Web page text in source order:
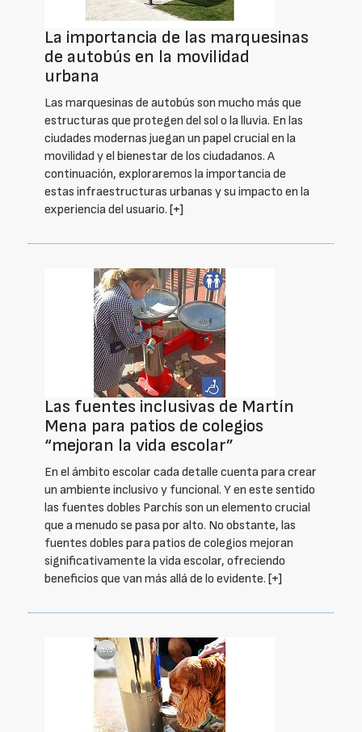
La importancia de las marquesinas
de autobús en la movilidad
urbana
Las marquesinas de autobús son mucho más que
estructuras que protegen del sol o la lluvia. En las
ciudades modernas juegan un papel crucial en la
movilidad y el bienestar de los ciudadanos. A
continuación, exploraremos la importancia de
estas infraestructuras urbanas y su impacto en la
experiencia del usuario. [+]
Las fuentes inclusivas de Martín
Mena para patios de colegios
“mejoran la vida escolar”
En el ámbito escolar cada detalle cuenta para crear
un ambiente inclusivo y funcional. Y en este sentido
las fuentes dobles Parchís son un elemento crucial
que a menudo se pasa por alto. No obstante, las
fuentes dobles para patios de colegios mejoran
significativamente la vida escolar, ofreciendo
beneficios que van más allá de lo evidente. [+]